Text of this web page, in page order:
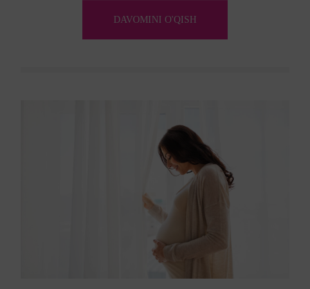
DAVOMINI O'QISH